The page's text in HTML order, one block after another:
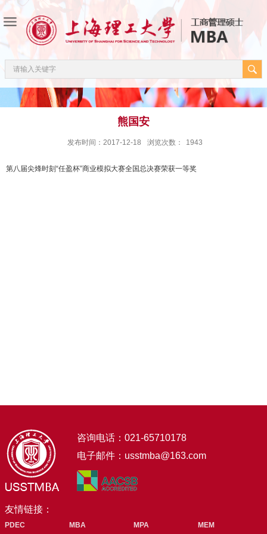
熊国安
发布时间：2017-12-18 浏览次数： 1943
第八届尖烽时刻“任盈杯”商业模拟大赛全国总决赛荣获一等奖
咨询电话：021-65710178
电子邮件：usstmba@163.com
友情链接：
PDEC MBA MPA MEM